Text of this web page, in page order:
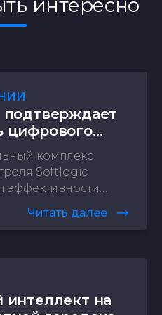
интересно
цифрового
комплекс
Softlogic
эффективности
проекта
Читать далее
интеллект на